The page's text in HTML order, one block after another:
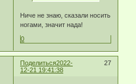
Ниче не знаю, сказали носить
ногами, значит нада!
0
Поделиться 27
2022-
12-21 19:41:38